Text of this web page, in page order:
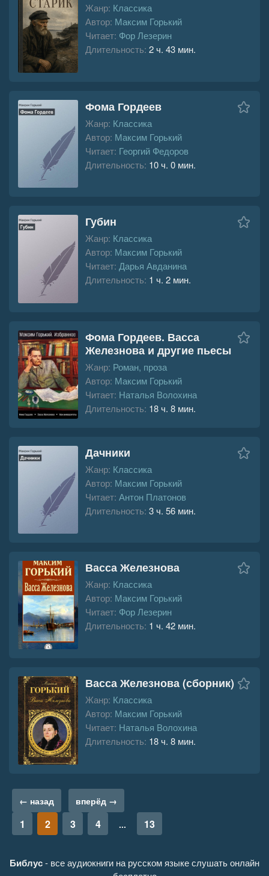
Жанр: Классика
Автор: Максим Горький
Читает: Фор Лезерин
Длительность: 2 ч. 43 мин.
Фома Гордеев
Жанр: Классика
Автор: Максим Горький
Читает: Георгий Федоров
Длительность: 10 ч. 0 мин.
Губин
Жанр: Классика
Автор: Максим Горький
Читает: Дарья Авданина
Длительность: 1 ч. 2 мин.
Фома Гордеев. Васса
Железнова и другие пьесы
Жанр: Роман, проза
Автор: Максим Горький
Читает: Наталья Волохина
Длительность: 18 ч. 8 мин.
Дачники
Жанр: Классика
Автор: Максим Горький
Читает: Антон Платонов
Длительность: 3 ч. 56 мин.
Васса Железнова
Жанр: Классика
Автор: Максим Горький
Читает: Фор Лезерин
Длительность: 1 ч. 42 мин.
Васса Железнова (сборник)
Жанр: Классика
Автор: Максим Горький
Читает: Наталья Волохина
Длительность: 18 ч. 8 мин.
← назад вперёд →
1 2 3 4 ... 13
Библус- все аудиокниги на русском языке слушать онлайн